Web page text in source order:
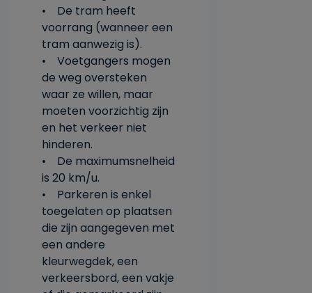
• De tram heeft
voorrang (wanneer een
tram aanwezig is).
• Voetgangers mogen
de weg oversteken
waar ze willen, maar
moeten voorzichtig zijn
en het verkeer niet
hinderen.
• De maximumsnelheid
is 20 km/u.
• Parkeren is enkel
toegelaten op plaatsen
die zijn aangegeven met
een andere
kleurwegdek, een
verkeersbord, een vakje